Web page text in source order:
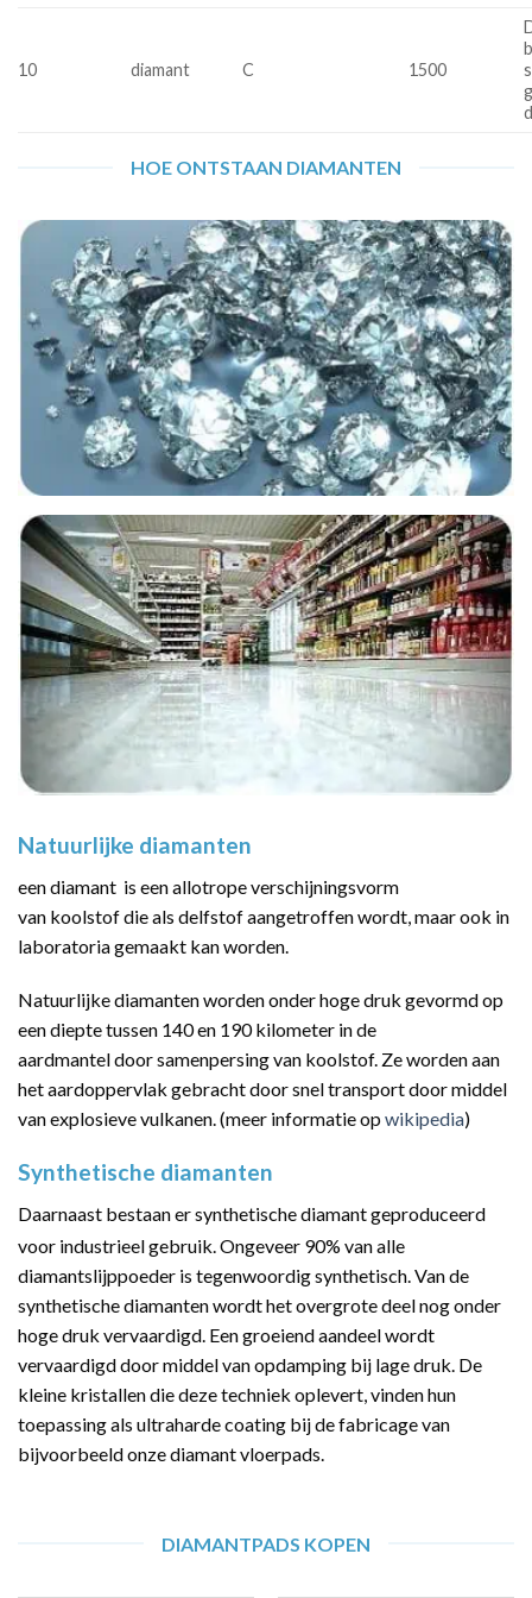
10 diamant C 1500
HOE ONTSTAAN DIAMANTEN
Natuurlijke diamanten
een diamant is een allotrope verschijningsvorm
van koolstof die als delfstof aangetroffen wordt, maar ook in
laboratoria gemaakt kan worden.
Natuurlijke diamanten worden onder hoge druk gevormd op
een diepte tussen 140 en 190 kilometer in de
aardmantel door samenpersing van koolstof. Ze worden aan
het aardoppervlak gebracht door snel transport door middel
van explosieve vulkanen. (meer informatie opwikipedia)
Synthetische diamanten
Daarnaast bestaan er synthetische diamant geproduceerd
voor industrieel gebruik.Ongeveer 90% van alle
diamantslijppoeder is tegenwoordig synthetisch. Van de
synthetische diamanten wordt het overgrote deel nog onder
hoge druk vervaardigd. Een groeiend aandeel wordt
vervaardigd door middel van opdamping bij lage druk. De
kleine kristallen die deze techniek oplevert, vinden hun
toepassing als ultraharde coating bij de fabricage van
bijvoorbeeld onze diamant vloerpads.
DIAMANTPADS KOPEN